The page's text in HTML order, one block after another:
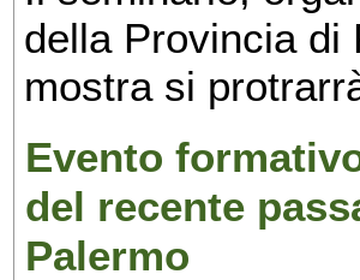
della Provincia di
mostra si
Evento
del recente
Palermo